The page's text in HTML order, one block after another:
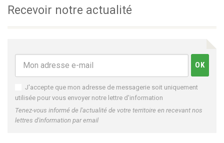
Recevoir notre actualité
J'accepte que mon adresse de messagerie soit uniquement
utilisée pour vous envoyer notre lettre d'information
Tenez-vous informé de l'actualité de votre territoire en recevant nos
lettres d'information par email